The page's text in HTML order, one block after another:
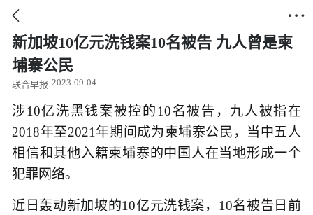
 
新加坡10亿元洗钱案10名被告 九人曾是柬
埔寨公民
联合早报 2023-09-04
涉10亿洗黑钱案被控的10名被告，九人被指在
2018年至2021年期间成为柬埔寨公民，当中五人
相信和其他入籍柬埔寨的中国人在当地形成一个
犯罪网络。
近日轰动新加坡的10亿元洗钱案，10名被告日前